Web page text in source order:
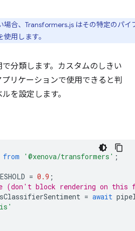
場合、Transformers.js はその特定のパイ
用します。
分類します。カスタムのしきい
リケーションで使用できると判
を設定します。
from '@xenova/transformers' ;
= 0.9 ;
(don't block rendering on this
= await